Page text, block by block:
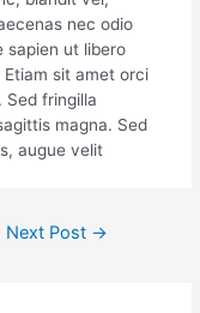
nec odio
sapien ut libero
sit amet orci
Sed fringilla
magna. Sed
augue velit
Next Post →